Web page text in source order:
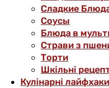
Сладкие
Соусы
Блюда в
Страви з
Торти
Шкільні
Кулінарні лайфхаки